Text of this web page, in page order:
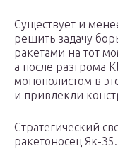
Существует и
решить задачу
ракетами на тот
а после разгрома
монополистом в
и привлекли
Стратегический
ракетоносец Як-